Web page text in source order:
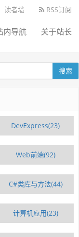
读者墙 RSS订阅
内导航 关于站长
搜索
DevExpress(23)
Web前端(92)
C#类库与方法(44)
计算机应用(23)